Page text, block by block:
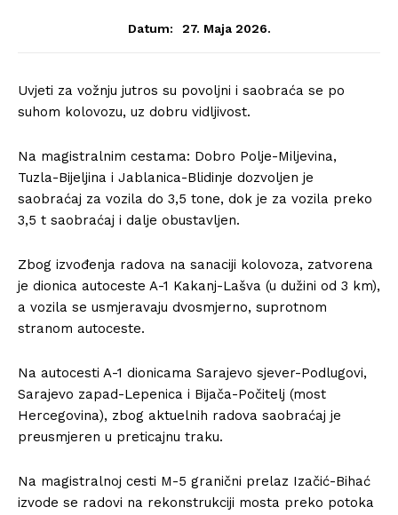
Datum: 27. Maja 2026.
Uvjeti za vožnju jutros su povoljni i saobraća se po
suhom kolovozu, uz dobru vidljivost.
Na magistralnim cestama: Dobro Polje-Miljevina,
Tuzla-Bijeljina i Jablanica-Blidinje dozvoljen je
saobraćaj za vozila do 3,5 tone, dok je za vozila preko
3,5 t saobraćaj i dalje obustavljen.
Zbog izvođenja radova na sanaciji kolovoza, zatvorena
je dionica autoceste A-1 Kakanj-Lašva (u dužini od 3 km),
a vozila se usmjeravaju dvosmjerno, suprotnom
stranom autoceste.
Na autocesti A-1 dionicama Sarajevo sjever-Podlugovi,
Sarajevo zapad-Lepenica i Bijača-Počitelj (most
Hercegovina), zbog aktuelnih radova saobraćaj je
preusmjeren u preticajnu traku.
Na magistralnoj cesti M-5 granični prelaz Izačić-Bihać
izvode se radovi na rekonstrukciji mosta preko potoka